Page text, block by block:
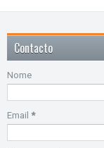
Contacto
Nome
Email *